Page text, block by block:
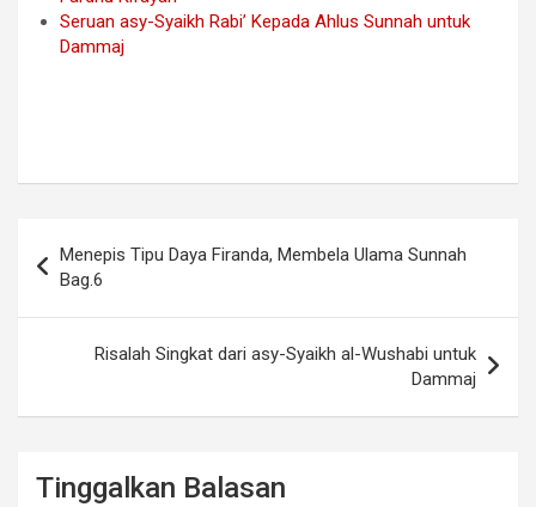
Seruan asy-Syaikh Rabi’ Kepada Ahlus Sunnah untuk
Dammaj
pos
Menepis Tipu Daya Firanda, Membela Ulama Sunnah
Bag.6
Risalah Singkat dari asy-Syaikh al-Wushabi untuk
Dammaj
Tinggalkan Balasan